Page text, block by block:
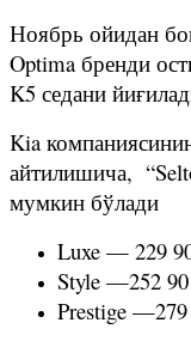
Ноябрь ойидан
Optima бренди
K5 седани
Kia
айтилишича,
мумкин бўлади
Luxe — 229
Style —252
Prestige